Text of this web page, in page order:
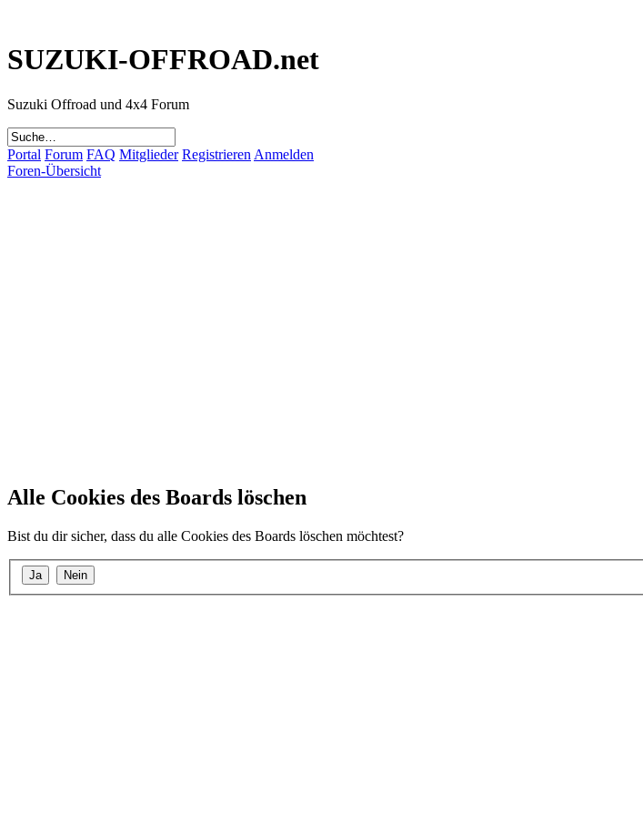
SUZUKI-OFFROAD.net
Suzuki Offroad und 4x4 Forum
Portal Forum FAQ Mitglieder Registrieren Anmelden
Foren-Übersicht
Alle Cookies des Boards löschen
Bist du dir sicher, dass du alle Cookies des Boards löschen möchtest?